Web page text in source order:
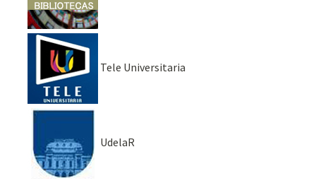
Tele Universitaria
UdelaR